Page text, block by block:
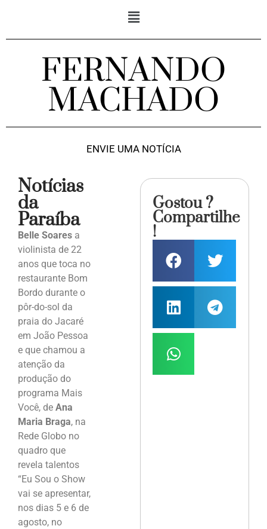
FERNANDO
MACHADO
ENVIE UMA NOTÍCIA
Notícias
da
Paraíba
Belle Soares a
violinista de 22
anos que toca no
restaurante Bom
Bordo durante o
pôr-do-sol da
praia do Jacaré
em João Pessoa
e que chamou a
atenção da
produção do
programa Mais
Você, de Ana
Maria Braga, na
Rede Globo no
quadro que
revela talentos
“Eu Sou o Show
vai se apresentar,
nos dias 5 e 6 de
agosto, no
Gostou ?
Compartilhe
!